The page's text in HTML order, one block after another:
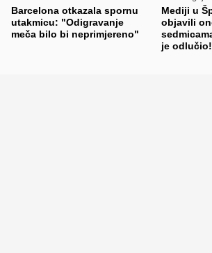
Barcelona otkazala spornu
utakmicu: "Odigravanje
meča bilo bi neprimjereno"
Mediji u
objavili
je odlučio!